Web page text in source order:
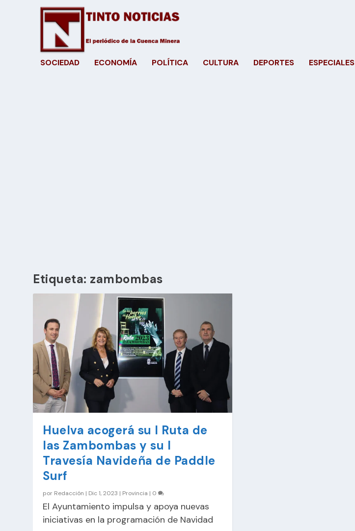
SOCIEDAD ECONOMÍA POLÍTICA CULTURA DEPORTES ESPECIALES
Etiqueta: zambombas
Huelva acogerá su I Ruta de
las Zambombas y su I
Travesía Navideña de Paddle
Surf
por Redacción | Dic 1, 2023 | Provincia | 0
El Ayuntamiento impulsa y apoya nuevas
iniciativas en la programación de Navidad